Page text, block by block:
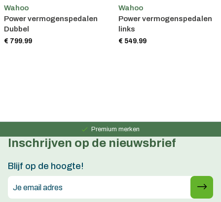
Wahoo
Power vermogenspedalen
Dubbel
€ 799.99
Wahoo
Power vermogenspedalen
links
€ 549.99
Premium merken
Persoonlijk advies
Inschrijven op de nieuwsbrief
Blijf op de hoogte!